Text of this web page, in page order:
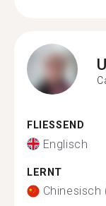
FLIESSEND
Englisch
LERNT
Chinesisch